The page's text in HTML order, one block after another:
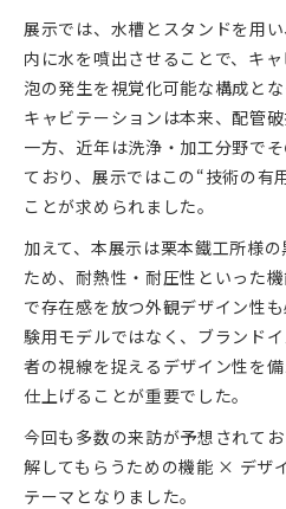
展示では、水槽とスタンドを用
内に水を噴出させることで、キ
泡の発生を視覚化可能な構成とな
キャビテーションは本来、配管
一方、近年は洗浄・加工分野で
ており、展示ではこの“技術の有
ことが求められました。
加えて、本展示は栗本鐵工所様
ため、耐熱性・耐圧性といった
で存在感を放つ外観デザイン性
験用モデルではなく、ブランド
者の視線を捉えるデザイン性を
仕上げることが重要でした。
今回も多数の来訪が予想されて
解してもらうための機能 × デザ
テーマとなりました。